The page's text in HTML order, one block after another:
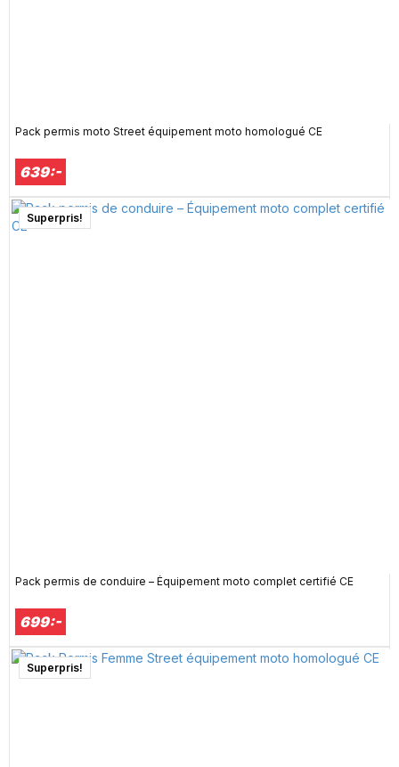
Pack permis moto Street équipement moto homologué CE
639:-
Superpris!
Pack permis de conduire – Équipement moto complet certifié CE
699:-
Superpris!